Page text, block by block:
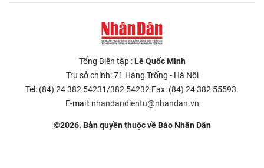
Tổng Biên tập :Lê Quốc Minh
Trụ sở chính: 71 Hàng Trống - Hà Nội
Tel: (84) 24 382 54231/382 54232 Fax: (84) 24 382 55593.
E-mail: nhandandientu@nhandan.vn
©2026. Bản quyền thuộc về Báo Nhân Dân